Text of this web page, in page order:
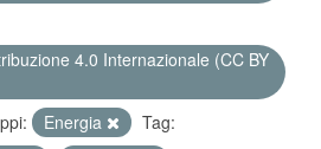
4.0 Internazionale (CC BY
Energia
Tag: